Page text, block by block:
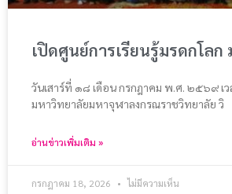
เปิดศูนย์การเรียนรู้มรดกโลก
วันเสาร์ที่ ๑๘ เดือน กรกฎาคม พ.ศ. ๒๕๖๙ เ
มหาวิทยาลัยมหาจุฬาลงกรณราชวิทยาลัย วิ
อ่านข่าวเพิ่มเติม »
กรกฎาคม 18, 2026 ไม่มีความเห็น